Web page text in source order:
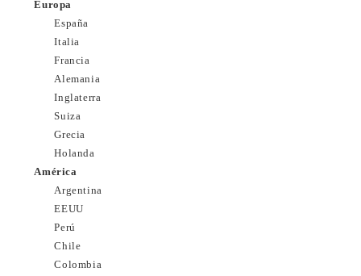
Europa
España
Italia
Francia
Alemania
Inglaterra
Suiza
Grecia
Holanda
América
Argentina
EEUU
Perú
Chile
Colombia